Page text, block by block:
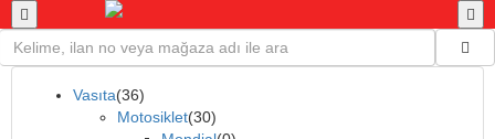
Vasıta(36)
Motosiklet(30)